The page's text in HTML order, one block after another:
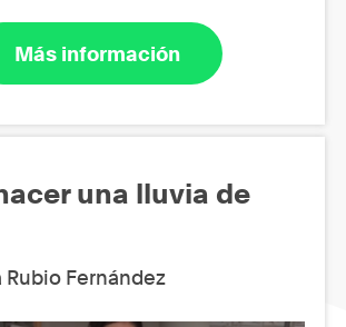
Más información
una lluvia de
Rubio Fernández